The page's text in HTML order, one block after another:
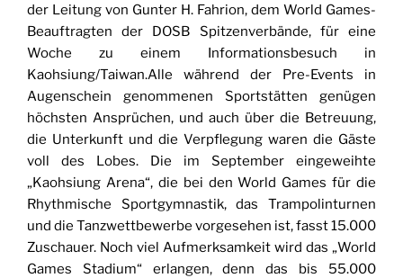
der Leitung von Gunter H. Fahrion, dem World Games-
Beauftragten der DOSB Spitzenverbände, für eine
Woche zu einem Informationsbesuch in
Kaohsiung/Taiwan.Alle während der Pre-Events in
Augenschein genommenen Sportstätten genügen
höchsten Ansprüchen, und auch über die Betreuung,
die Unterkunft und die Verpflegung waren die Gäste
voll des Lobes. Die im September eingeweihte
„Kaohsiung Arena“, die bei den World Games für die
Rhythmische Sportgymnastik, das Trampolinturnen
und die Tanzwettbewerbe vorgesehen ist, fasst 15.000
Zuschauer. Noch viel Aufmerksamkeit wird das „World
Games Stadium“ erlangen, denn das bis 55.000